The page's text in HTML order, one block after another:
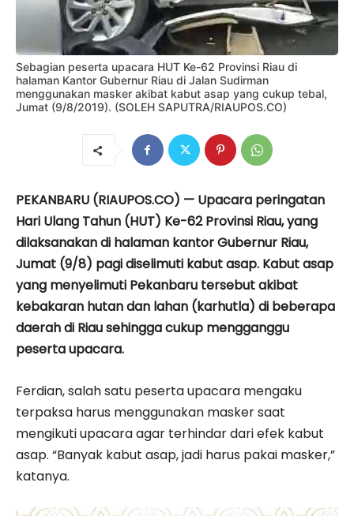
Sebagian peserta upacara HUT Ke-62 Provinsi Riau di
halaman Kantor Gubernur Riau di Jalan Sudirman
menggunakan masker akibat kabut asap yang cukup tebal,
Jumat (9/8/2019). (SOLEH SAPUTRA/RIAUPOS.CO)
PEKANBARU (RIAUPOS.CO) — Upacara peringatan
Hari Ulang Tahun (HUT) Ke-62 Provinsi Riau, yang
dilaksanakan di halaman kantor Gubernur Riau,
Jumat (9/8) pagi diselimuti kabut asap. Kabut asap
yang menyelimuti Pekanbaru tersebut akibat
kebakaran hutan dan lahan (karhutla) di beberapa
daerah di Riau sehingga cukup mengganggu
peserta upacara.
Ferdian, salah satu peserta upacara mengaku
terpaksa harus menggunakan masker saat
mengikuti upacara agar terhindar dari efek kabut
asap. “Banyak kabut asap, jadi harus pakai masker,”
katanya.